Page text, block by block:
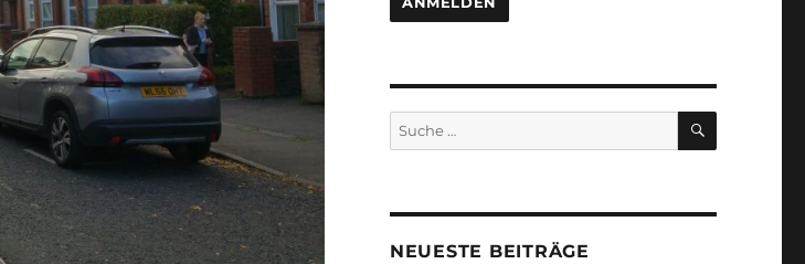
Suche
nach:
SUCHEN
NEUESTE BEITRÄGE